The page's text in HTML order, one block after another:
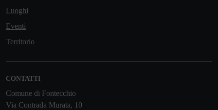
Luoghi
Eventi
Territorio
CONTATTI
Comune di Fontecchio
Via Contrada Murata, 10